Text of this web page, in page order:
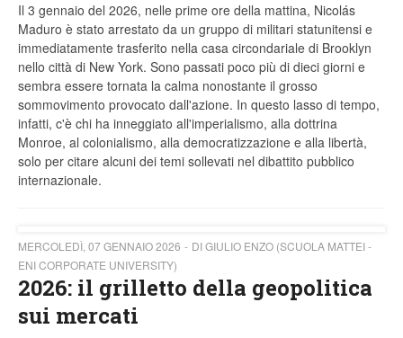
Il 3 gennaio del 2026, nelle prime ore della mattina, Nicolás
Maduro è stato arrestato da un gruppo di militari statunitensi e
immediatamente trasferito nella casa circondariale di Brooklyn
nello città di New York. Sono passati poco più di dieci giorni e
sembra essere tornata la calma nonostante il grosso
sommovimento provocato dall'azione. In questo lasso di tempo,
infatti, c'è chi ha inneggiato all'imperialismo, alla dottrina
Monroe, al colonialismo, alla democratizzazione e alla libertà,
solo per citare alcuni dei temi sollevati nel dibattito pubblico
internazionale.
MERCOLEDÌ, 07 GENNAIO 2026
DI GIULIO ENZO (SCUOLA MATTEI -
ENI CORPORATE UNIVERSITY)
2026: il grilletto della geopolitica
sui mercati